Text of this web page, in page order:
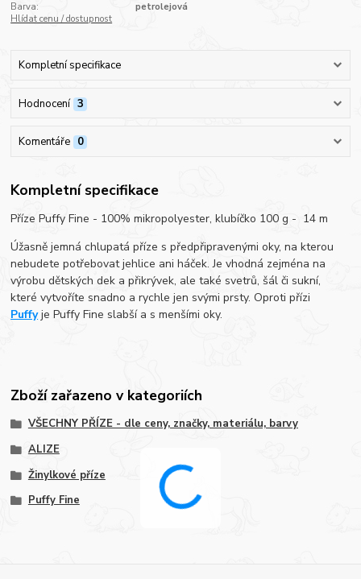
Barva:
petrolejová
Hlídat cenu / dostupnost
Kompletní specifikace
Hodnocení 3
Komentáře 0
Kompletní specifikace
Příze Puffy Fine - 100% mikropolyester, klubíčko 100 g - 14 m
Úžasně jemná chlupatá příze s předpřipravenými oky, na kterou
nebudete potřebovat jehlice ani háček. Je vhodná zejména na
výrobu dětských dek a přikrývek, ale také svetrů, šál či sukní,
které vytvoříte snadno a rychle jen svými prsty. Oproti přízi
Puffyje Puffy Fine slabší a s menšími oky.
Zboží zařazeno v kategoriích
VŠECHNY PŘÍZE - dle ceny, značky, materiálu, barvy
ALIZE
Žinylkové příze
Puffy Fine